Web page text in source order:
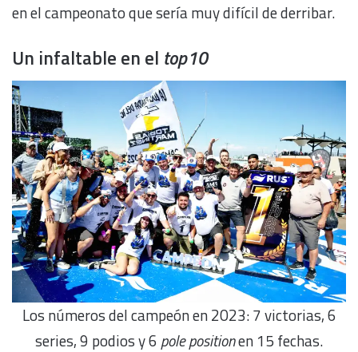
en el campeonato que sería muy difícil de derribar.
Un infaltable en el top10
Los números del campeón en 2023: 7 victorias, 6
series, 9 podios y 6 pole positionen 15 fechas.